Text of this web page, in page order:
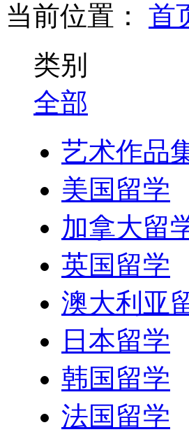
当前位置： 首
类别
全部
艺术作品
美国留学
加拿大留
英国留学
澳大利亚
日本留学
韩国留学
法国留学